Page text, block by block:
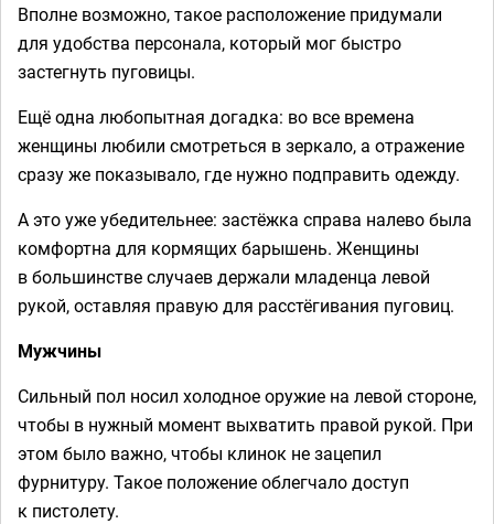
Вполне возможно, такое расположение придумали
для удобства персонала, который мог быстро
застегнуть пуговицы.
Ещё одна любопытная догадка: во все времена
женщины любили смотреться в зеркало, а отражение
сразу же показывало, где нужно подправить одежду.
А это уже убедительнее: застёжка справа налево была
комфортна для кормящих барышень. Женщины
в большинстве случаев держали младенца левой
рукой, оставляя правую для расстёгивания пуговиц.
Мужчины
Сильный пол носил холодное оружие на левой стороне,
чтобы в нужный момент выхватить правой рукой. При
этом было важно, чтобы клинок не зацепил
фурнитуру. Такое положение облегчало доступ
к пистолету.